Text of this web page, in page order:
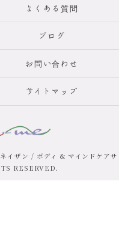
よくある質問
ブログ
お問い合わせ
サイトマップ
イザン / ボディ & マインドケアサ
RESERVED.